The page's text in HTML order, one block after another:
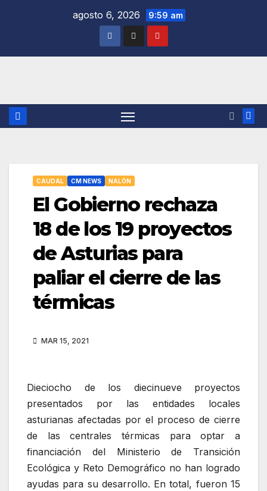
agosto 6, 2026 9:59 am
CAUDAL CM NEWS NALÓN
El Gobierno rechaza
18 de los 19 proyectos
de Asturias para
paliar el cierre de las
térmicas
MAR 15, 2021
Dieciocho de los diecinueve proyectos
presentados por las entidades locales
asturianas afectadas por el proceso de cierre
de las centrales térmicas para optar a
financiación del Ministerio de Transición
Ecológica y Reto Demográfico no han logrado
ayudas para su desarrollo. En total, fueron 15